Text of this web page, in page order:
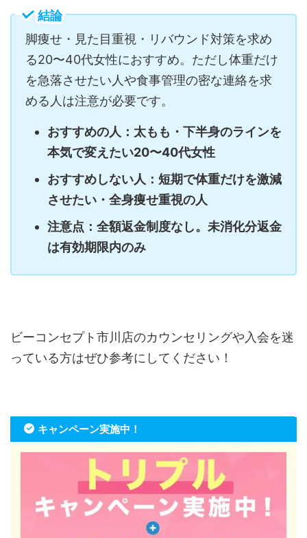
結論
脚痩せ・見た目重視・リバウンド対策を求め
る20〜40代女性におすすめ。ただし体重だけ
を急落させたい人や食事管理の密な連絡を求
める人は注意が必要です。
おすすめの人：太もも・下半身のラインを
本気で変えたい20〜40代女性
おすすめしない人：短期で体重だけを激減
させたい・全身痩せ重視の人
注意点：全額返金制度なし。未消化分返金
は有効期限内のみ
ビーコンセプト市川店のカウンセリングや入会を迷
っている方はぜひ参考にしてください！
キャンペーン実施中！